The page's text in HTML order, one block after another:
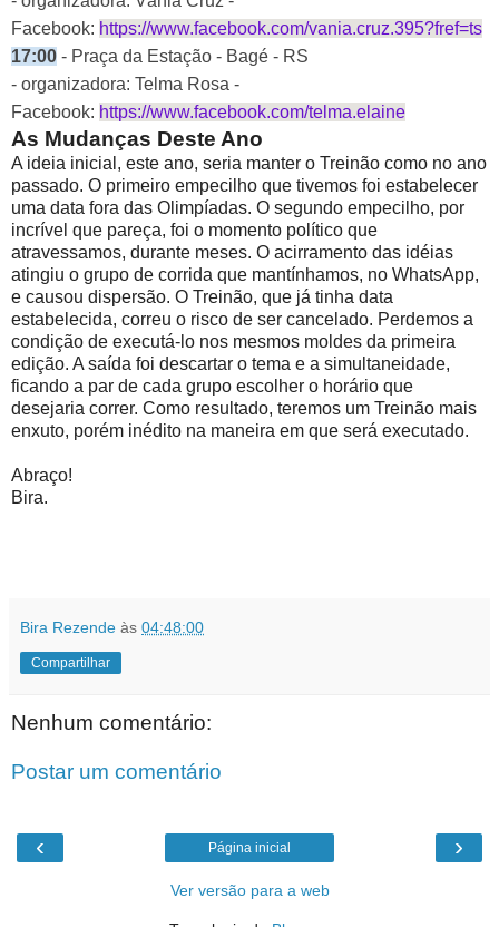
Facebook: https://www.facebook.com/vania.cruz.395?fref=ts
17:00 - Praça da Estação - Bagé - RS
- organizadora: Telma Rosa -
Facebook: https://www.facebook.com/telma.elaine
As Mudanças Deste Ano
A ideia inicial, este ano, seria manter o Treinão como no ano
passado. O primeiro empecilho que tivemos foi estabelecer
uma data fora das Olimpíadas. O segundo empecilho, por
incrível que pareça, foi o momento político que
atravessamos, durante meses. O acirramento das idéias
atingiu o grupo de corrida que mantínhamos, no WhatsApp,
e causou dispersão. O Treinão, que já tinha data
estabelecida, correu o risco de ser cancelado. Perdemos a
condição de executá-lo nos mesmos moldes da primeira
edição. A saída foi descartar o tema e a simultaneidade,
ficando a par de cada grupo escolher o horário que
desejaria correr. Como resultado, teremos um Treinão mais
enxuto, porém inédito na maneira em que será executado.
Abraço!
Bira.
Bira Rezende às 04:48:00
Compartilhar
Nenhum comentário:
Postar um comentário
‹ ›
Página inicial
Ver versão para a web